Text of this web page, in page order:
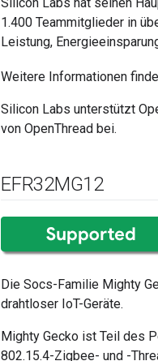
1.400 Teammitglieder in
Leistung,
Weitere Informationen
Silicon Labs unterstützt
von OpenThread bei.
EFR32MG12
Die Socs-Familie Mighty
drahtloser IoT-Geräte.
Mighty Gecko ist Teil des
802.15.4-Zigbee- und -